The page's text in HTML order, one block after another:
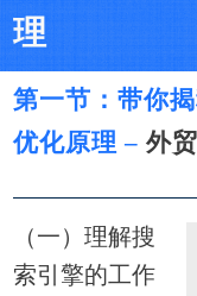
理
第一节：带你
优化原理 –外
（一）理解搜
索引擎的工作